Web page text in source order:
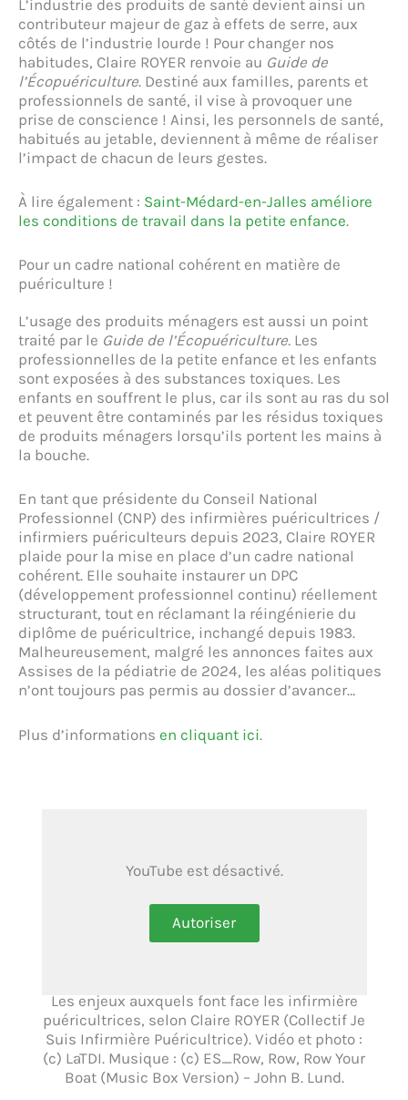
L’industrie des produits de santé devient ainsi un
contributeur majeur de gaz à effets de serre, aux
côtés de l’industrie lourde ! Pour changer nos
habitudes, Claire ROYER renvoie au Guide de
l’Écopuériculture. Destiné aux familles, parents et
professionnels de santé, il vise à provoquer une
prise de conscience ! Ainsi, les personnels de santé,
habitués au jetable, deviennent à même de réaliser
l’impact de chacun de leurs gestes.
À lire également : Saint-Médard-en-Jalles améliore
les conditions de travail dans la petite enfance.
Pour un cadre national cohérent en matière de
puériculture !
L’usage des produits ménagers est aussi un point
traité par le Guide de l’Écopuériculture. Les
professionnelles de la petite enfance et les enfants
sont exposées à des substances toxiques. Les
enfants en souffrent le plus, car ils sont au ras du sol
et peuvent être contaminés par les résidus toxiques
de produits ménagers lorsqu’ils portent les mains à
la bouche.
En tant que présidente du Conseil National
Professionnel (CNP) des infirmières puéricultrices /
infirmiers puériculteurs depuis 2023, Claire ROYER
plaide pour la mise en place d’un cadre national
cohérent. Elle souhaite instaurer un DPC
(développement professionnel continu) réellement
structurant, tout en réclamant la réingénierie du
diplôme de puéricultrice, inchangé depuis 1983.
Malheureusement, malgré les annonces faites aux
Assises de la pédiatrie de 2024, les aléas politiques
n’ont toujours pas permis au dossier d’avancer…
Plus d’informations en cliquant ici.
YouTube est désactivé.
Autoriser
Les enjeux auxquels font face les infirmière
puéricultrices, selon Claire ROYER (Collectif Je
Suis Infirmière Puéricultrice). Vidéo et photo :
(c) LaTDI. Musique : (c) ES_Row, Row, Row Your
Boat (Music Box Version) – John B. Lund.